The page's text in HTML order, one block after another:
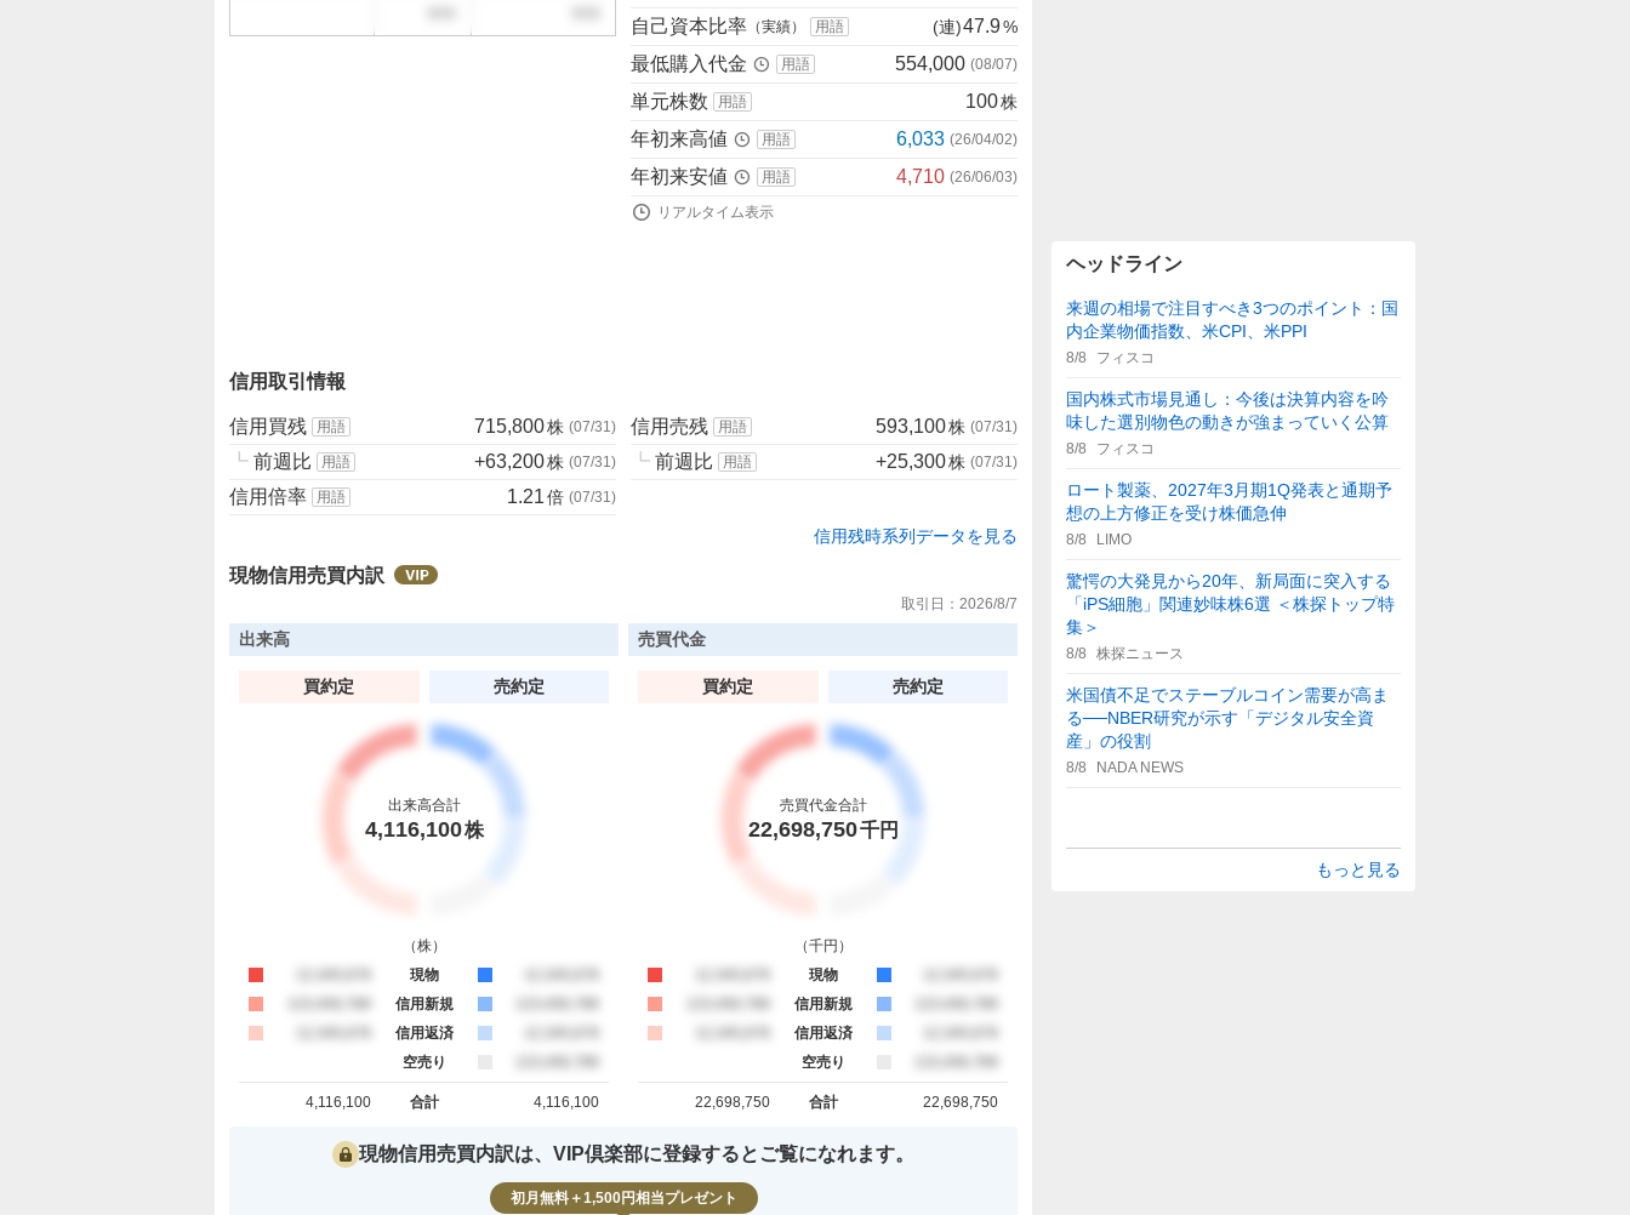
り
た
い
3
、
く
売
自己資本比率 （実績） 用語 (連)47.9%
最低購入代金 用語 554,000 (08/07)
単元株数 用語 100株
年初来高値 用語 6,033 (26/04/02)
年初来安値 用語 4,710 (26/06/03)
リアルタイム表示
信用取引情報
信用買残 用語 715,800株 (07/31 )
┗ 前週比 用語 +63,200株 (07/31 )
信用倍率 用語 1.21倍 (07/31 )
信用売残 用語 593,100株 (07/31 )
┗ 前週比 用語 +25,300株 (07/31 )
信用残時系列データを見る
現物信用売買内訳
取引日： 2026/8/7
出来高
買約定 売約定
出来高合計
4,116,100株
（株）
現物
信用新規
信用返済
空売り
合計
買約定 合計
4,116,100
売約定 合計
4,116,100
売買代金
買約定 売約定
売買代金合計
22,698,750千円
（千円 ）
現物
信用新規
信用返済
空売り
合計
買約定 合計
22,698,750
売約定 合計
22,698,750
現物信用売買内訳は、VIP倶楽部に登録するとご覧になれます。
初月無料＋1,500円相当プレゼント
ヘッドライン
来週の相場で注目すべき3つのポイント：国
内企業物価指数、米CPI、米PPI
8/8 フィスコ
国内株式市場見通し：今後は決算内容を吟
味した選別物色の動きが強まっていく公算
8/8 フィスコ
ロート製薬、2027年3月期1Q発表と通期予
想の上方修正を受け株価急伸
8/8 LIMO
驚愕の大発見から20年、新局面に突入する
「iPS細胞」関連妙味株6選 ＜株探トップ特
集＞
8/8 株探ニュース
米国債不足でステーブルコイン需要が高ま
る──NBER研究が示す「デジタル安全資
産」の役割
8/8 NADA NEWS
もっと見る